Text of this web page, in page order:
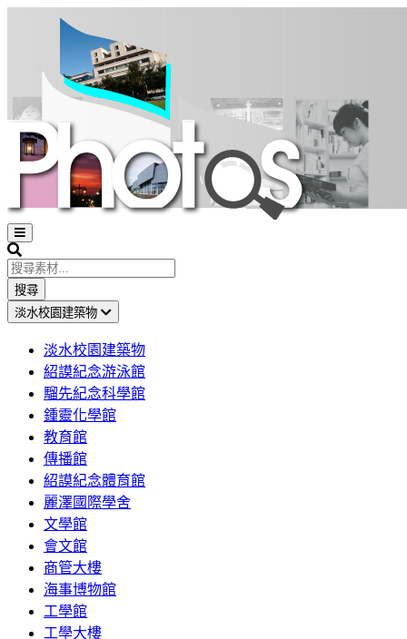
Open
sidebar
Search
搜尋
淡水校園建築物
淡水校園建築物
紹謨紀念游泳館
騮先紀念科學館
鍾靈化學館
教育館
傳播館
紹謨紀念體育館
麗澤國際學舍
文學館
會文館
商管大樓
海事博物館
工學館
工學大樓